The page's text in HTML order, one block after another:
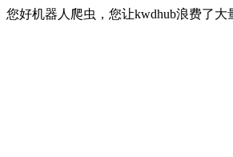
您好机器人爬虫，您让kwdhub浪费了